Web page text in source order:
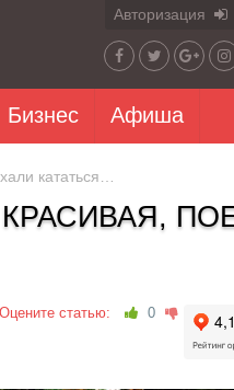
Авторизация
Бизнес Афиша
кататься…
Оцените статью: 0